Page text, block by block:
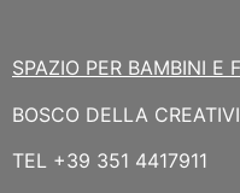
SPAZIO PER BAMBINI E
BOSCO DELLA
TEL +39 351 4417911